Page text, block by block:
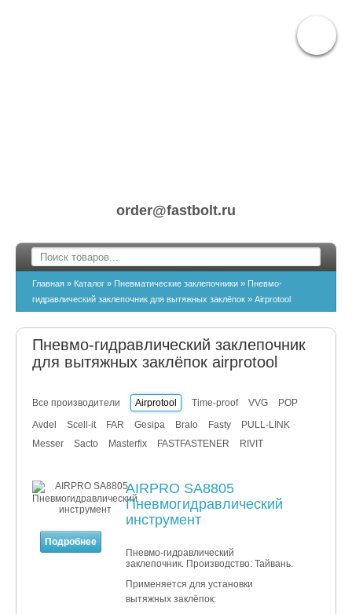
order@fastbolt.ru
Главная » Каталог » Пневматические заклепочники » Пневмо-
гидравлический заклепочник для вытяжных заклёпок » Airprotool
Пневмо-гидравлический заклепочник
для вытяжных заклёпок airprotool
Все производители Airprotool Time-proof VVG
POP
Avdel
Scell-it FAR Gesipa Bralo Fasty
PULL-LINK
Messer
Sacto Masterfix FASTFASTENER RIVIT
Подробнее
AIRPRO SA8805
Пневмогидравлический
инструмент
Пневмо-гидравлический
заклепочник. Производство: Тайвань.
Применяется для установки
вытяжных заклёпок: